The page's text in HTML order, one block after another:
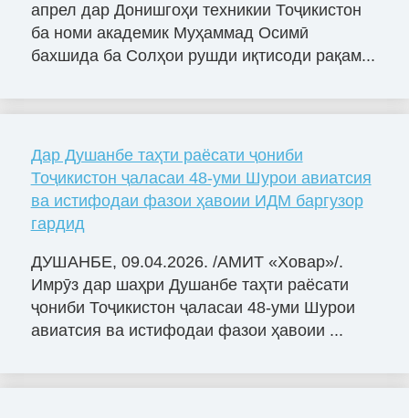
апрел дар Донишгоҳи техникии Тоҷикистон
ба номи академик Муҳаммад Осимӣ
бахшида ба Солҳои рушди иқтисоди рақам...
Дар Душанбе таҳти раёсати ҷониби
Тоҷикистон ҷаласаи 48-уми Шурои авиатсия
ва истифодаи фазои ҳавоии ИДМ баргузор
гардид
ДУШАНБЕ, 09.04.2026. /АМИТ «Ховар»/.
Имрӯз дар шаҳри Душанбе таҳти раёсати
ҷониби Тоҷикистон ҷаласаи 48-уми Шурои
авиатсия ва истифодаи фазои ҳавоии ...